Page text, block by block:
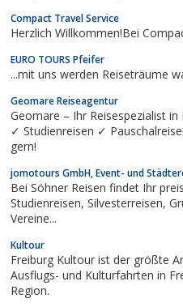
Urlaubspakete für jeden
sind die Alternative zu lästigen
Compact Travel Service
Herzlich Willkommen!Bei
EURO TOURS Pfeifer
...mit uns werden Reiseträume
Geomare Reiseagentur
Geomare – Ihr Reisespezialist
✓ Studienreisen ✓
gern!
jomotours GmbH, Event- und
Bei Söhner Reisen findet Ihr preiswerte
Studienreisen, Silvesterreisen, Gruppenreisen fuer Firmen und
Vereine...
Kultour
Freiburg Kultour ist der größte
Ausflugs- und Kulturfahrten in
Region.